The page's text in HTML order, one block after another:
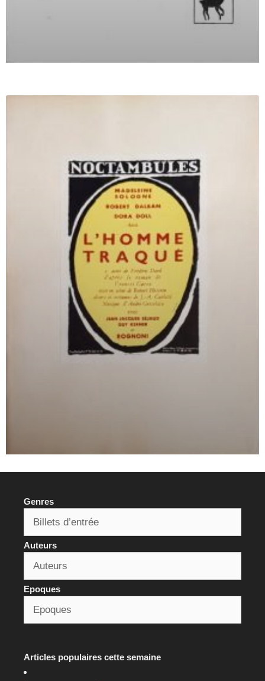
Genres
Auteurs
Epoques
Articles populaires cette semaine